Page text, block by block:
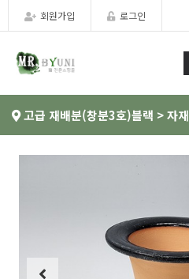
회원가입 로그인
고급 재배분(창분3호)블랙 > 자재